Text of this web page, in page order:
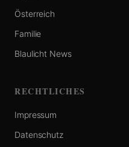
Österreich
Familie
Blaulicht News
RECHTLICHES
Impressum
Datenschutz